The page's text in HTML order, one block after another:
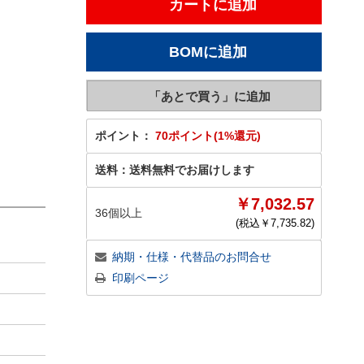
ポイント： 70ポイント(1%還元)
送料： 送料無料でお届けします
36個以上 ￥7,032.57
(税込￥ 7,735.82)
納期・仕様・代替品のお問合せ
印刷ページ